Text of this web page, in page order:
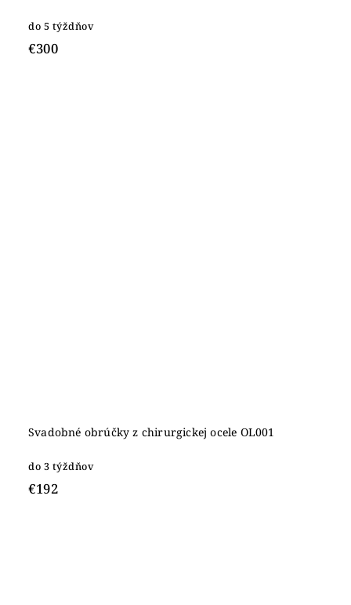
do 5 týždňov
€300
Svadobné obrúčky z chirurgickej ocele OL001
do 3 týždňov
€192